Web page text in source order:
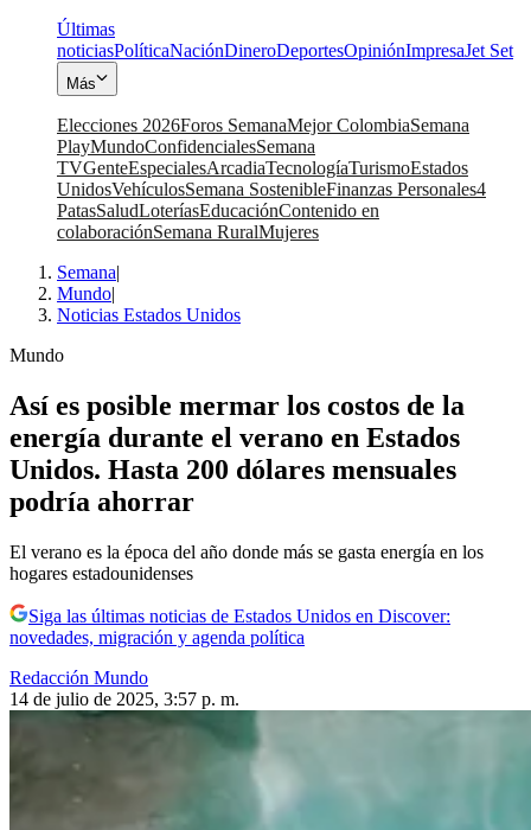
Últimas
noticiasPolíticaNaciónDineroDeportesOpiniónImpresaJet Set
Más
Elecciones 2026Foros SemanaMejor ColombiaSemana
PlayMundoConfidencialesSemana
TVGenteEspecialesArcadiaTecnologíaTurismoEstados
UnidosVehículosSemana SostenibleFinanzas Personales4
PatasSaludLoteríasEducaciónContenido en
colaboraciónSemana RuralMujeres
Semana|
Mundo|
Noticias Estados Unidos
Mundo
Así es posible mermar los costos de la
energía durante el verano en Estados
Unidos. Hasta 200 dólares mensuales
podría ahorrar
El verano es la época del año donde más se gasta energía en los
hogares estadounidenses
Siga las últimas noticias de Estados Unidos en Discover:
novedades, migración y agenda política
Redacción Mundo
14 de julio de 2025, 3:57 p. m.